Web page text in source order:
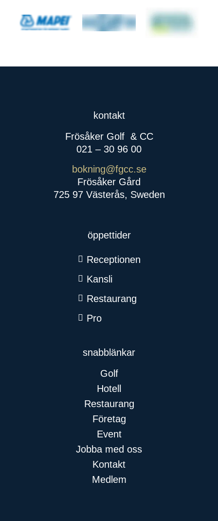
kontakt
Frösåker Golf & CC
021 – 30 96 00
bokning@fgcc.se
Frösåker Gård
725 97 Västerås, Sweden
öppettider
Receptionen
Kansli
Restaurang
Pro
snabblänkar​
Golf
Hotell
Restaurang
Företag
Event
Jobba med oss
Kontakt
Medlem